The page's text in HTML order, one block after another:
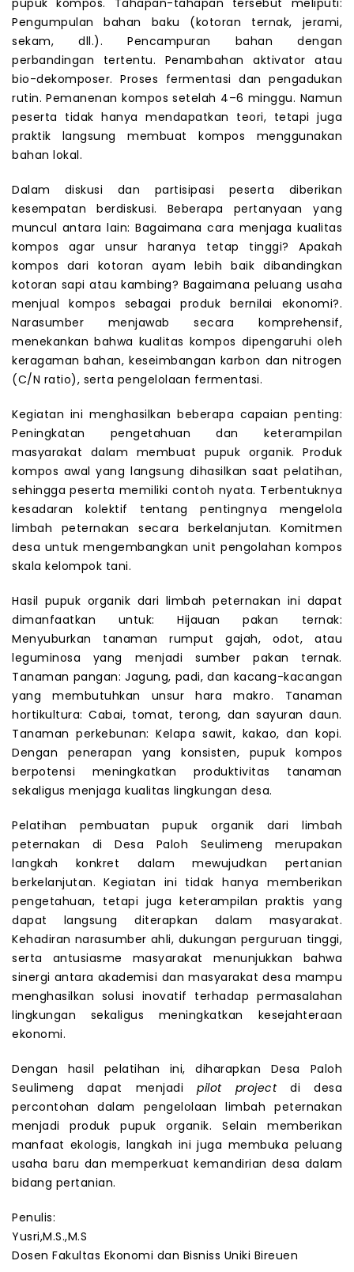
Pengumpulan bahan baku (kotoran ternak, jerami,
sekam, dll.). Pencampuran bahan dengan
perbandingan tertentu. Penambahan aktivator atau
bio-dekomposer. Proses fermentasi dan pengadukan
rutin. Pemanenan kompos setelah 4–6 minggu. Namun
peserta tidak hanya mendapatkan teori, tetapi juga
praktik langsung membuat kompos menggunakan
bahan lokal.
Dalam diskusi dan partisipasi peserta diberikan
kesempatan berdiskusi. Beberapa pertanyaan yang
muncul antara lain: Bagaimana cara menjaga kualitas
kompos agar unsur haranya tetap tinggi? Apakah
kompos dari kotoran ayam lebih baik dibandingkan
kotoran sapi atau kambing? Bagaimana peluang usaha
menjual kompos sebagai produk bernilai ekonomi?.
Narasumber menjawab secara komprehensif,
menekankan bahwa kualitas kompos dipengaruhi oleh
keragaman bahan, keseimbangan karbon dan nitrogen
(C/N ratio), serta pengelolaan fermentasi.
Kegiatan ini menghasilkan beberapa capaian penting:
Peningkatan pengetahuan dan keterampilan
masyarakat dalam membuat pupuk organik. Produk
kompos awal yang langsung dihasilkan saat pelatihan,
sehingga peserta memiliki contoh nyata. Terbentuknya
kesadaran kolektif tentang pentingnya mengelola
limbah peternakan secara berkelanjutan. Komitmen
desa untuk mengembangkan unit pengolahan kompos
skala kelompok tani.
Hasil pupuk organik dari limbah peternakan ini dapat
dimanfaatkan untuk: Hijauan pakan ternak:
Menyuburkan tanaman rumput gajah, odot, atau
leguminosa yang menjadi sumber pakan ternak.
Tanaman pangan: Jagung, padi, dan kacang-kacangan
yang membutuhkan unsur hara makro. Tanaman
hortikultura: Cabai, tomat, terong, dan sayuran daun.
Tanaman perkebunan: Kelapa sawit, kakao, dan kopi.
Dengan penerapan yang konsisten, pupuk kompos
berpotensi meningkatkan produktivitas tanaman
sekaligus menjaga kualitas lingkungan desa.
Pelatihan pembuatan pupuk organik dari limbah
peternakan di Desa Paloh Seulimeng merupakan
langkah konkret dalam mewujudkan pertanian
berkelanjutan. Kegiatan ini tidak hanya memberikan
pengetahuan, tetapi juga keterampilan praktis yang
dapat langsung diterapkan dalam masyarakat.
Kehadiran narasumber ahli, dukungan perguruan tinggi,
serta antusiasme masyarakat menunjukkan bahwa
sinergi antara akademisi dan masyarakat desa mampu
menghasilkan solusi inovatif terhadap permasalahan
lingkungan sekaligus meningkatkan kesejahteraan
ekonomi.
Dengan hasil pelatihan ini, diharapkan Desa Paloh
Seulimeng dapat menjadipilot projectdi desa
percontohan dalam pengelolaan limbah peternakan
menjadi produk pupuk organik. Selain memberikan
manfaat ekologis, langkah ini juga membuka peluang
usaha baru dan memperkuat kemandirian desa dalam
bidang pertanian.
Penulis:
Yusri,M.S.,M.S
Dosen Fakultas Ekonomi dan Bisniss Uniki Bireuen